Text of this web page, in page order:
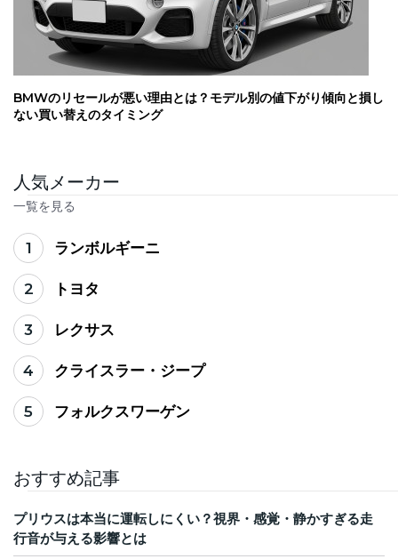
BMWのリセールが悪い理由とは？モデル別の値下がり傾向と損し
ない買い替えのタイミング
人気メーカー
一覧を見る
1 ランボルギーニ
2 トヨタ
3 レクサス
4 クライスラー・ジープ
5 フォルクスワーゲン
おすすめ記事
プリウスは本当に運転しにくい？視界・感覚・静かすぎる走
行音が与える影響とは